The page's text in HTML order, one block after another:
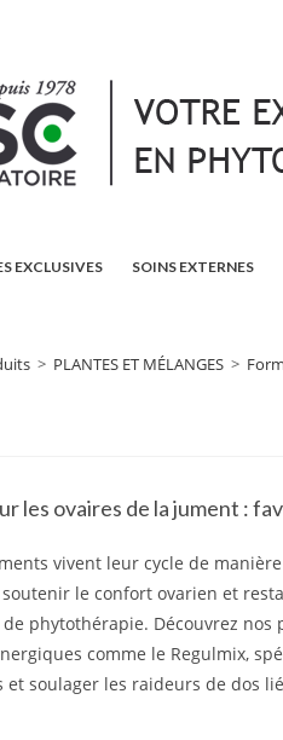
EXCLUSIVES SOINS EXTERNES
> PLANTES ET MÉLANGES >
les ovaires de la jument :
vivent leur cycle de
le confort ovarien et
phytothérapie. Découvrez
comme le Regulmix,
et soulager les raideurs de dos